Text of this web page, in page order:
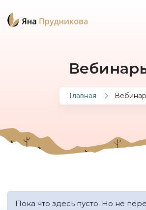
Главная
Пока что здесь пусто. Но не